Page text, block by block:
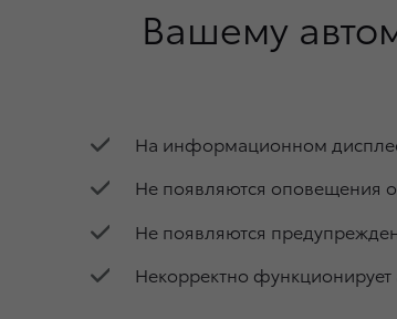
Вашему
На информационном дисплее
Не появляются оповещения
Не появляются
Некорректно